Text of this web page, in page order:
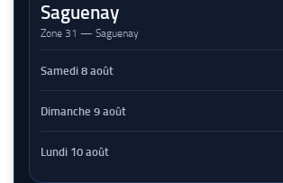
Saguenay
Zone 31 — Saguenay